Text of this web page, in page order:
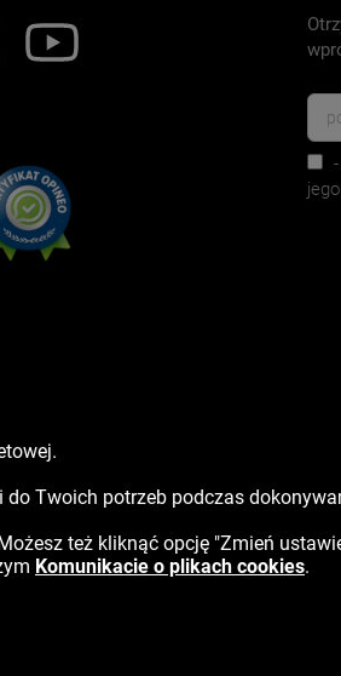
Twoich potrzeb podczas
też kliknąć opcję "Zmień
Komunikacie o plikach cookies.